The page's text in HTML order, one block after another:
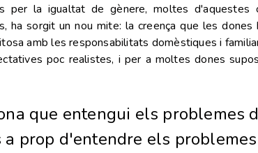
per la igualtat de gènere, moltes d'aquestes
ha sorgit un nou mite: la creença que les dones
amb les responsabilitats domèstiques i
poc realistes, i per a moltes dones
que entengui els problemes
a prop d'entendre els